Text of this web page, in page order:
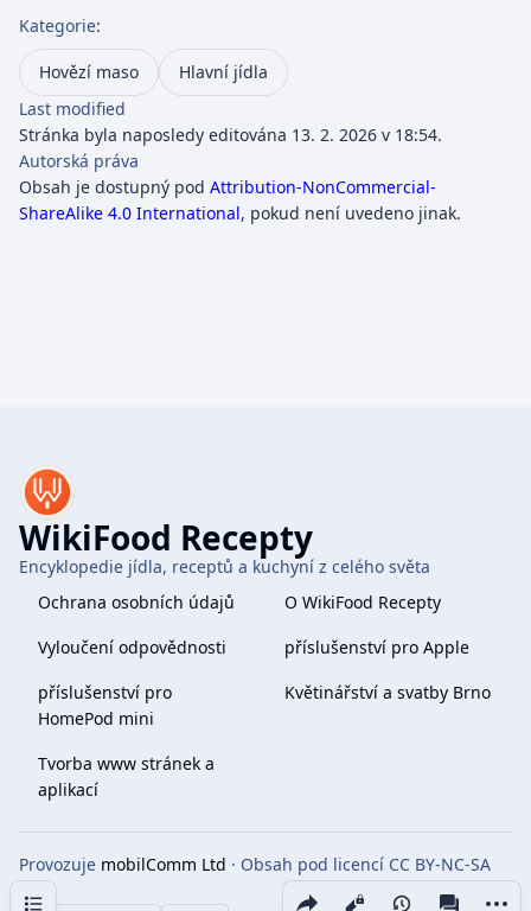
Share this page
Zobrazení
Obsah
Kategorie:
Hovězí maso
Hlavní jídla
Last modified
Stránka byla naposledy editována 13. 2. 2026 v 18:54.
Autorská práva
Obsah je dostupný pod Attribution-NonCommercial-
ShareAlike 4.0 International, pokud není uvedeno jinak.
WikiFood Recepty
Encyklopedie jídla, receptů a kuchyní z celého světa
Ochrana osobních údajů
O WikiFood Recepty
Vyloučení odpovědnosti
příslušenství pro Apple
příslušenství pro
HomePod mini
Květinářství a svatby Brno
Tvorba www stránek a
aplikací
Provozuje mobilComm Ltd · Obsah pod licencí CC BY-NC-SA
4.0